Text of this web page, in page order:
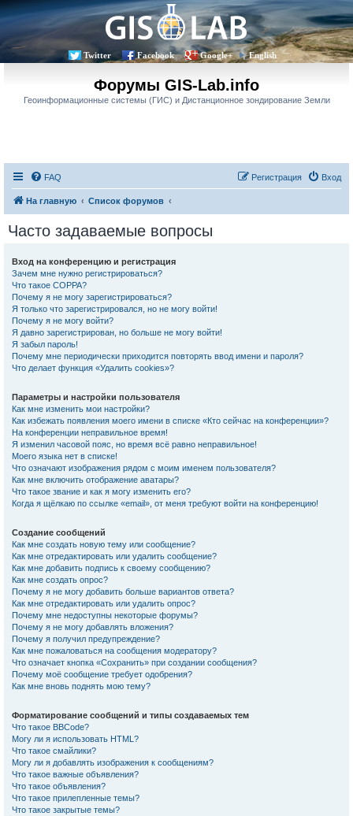
Twitter Facebook Google+ English
Форумы GIS-Lab.info
Геоинформационные системы (ГИС) и Дистанционное зондирование Земли
FAQ Вход
Регистрация
На главную Список форумов
Часто задаваемые вопросы
Вход на конференцию и регистрация
Зачем мне нужно регистрироваться?
Что такое COPPA?
Почему я не могу зарегистрироваться?
Я только что зарегистрировался, но не могу войти!
Почему я не могу войти?
Я давно зарегистрирован, но больше не могу войти!
Я забыл пароль!
Почему мне периодически приходится повторять ввод имени и пароля?
Что делает функция «Удалить cookies»?
Параметры и настройки пользователя
Как мне изменить мои настройки?
Как избежать появления моего имени в списке «Кто сейчас на конференции»?
На конференции неправильное время!
Я изменил часовой пояс, но время всё равно неправильное!
Моего языка нет в списке!
Что означают изображения рядом с моим именем пользователя?
Как мне включить отображение аватары?
Что такое звание и как я могу изменить его?
Когда я щёлкаю по ссылке «email», от меня требуют войти на конференцию!
Создание сообщений
Как мне создать новую тему или сообщение?
Как мне отредактировать или удалить сообщение?
Как мне добавить подпись к своему сообщению?
Как мне создать опрос?
Почему я не могу добавить больше вариантов ответа?
Как мне отредактировать или удалить опрос?
Почему мне недоступны некоторые форумы?
Почему я не могу добавлять вложения?
Почему я получил предупреждение?
Как мне пожаловаться на сообщения модератору?
Что означает кнопка «Сохранить» при создании сообщения?
Почему моё сообщение требует одобрения?
Как мне вновь поднять мою тему?
Форматирование сообщений и типы создаваемых тем
Что такое BBCode?
Могу ли я использовать HTML?
Что такое смайлики?
Могу ли я добавлять изображения к сообщениям?
Что такое важные объявления?
Что такое объявления?
Что такое прилепленные темы?
Что такое закрытые темы?